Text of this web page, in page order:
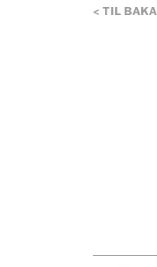
TIL BAKA